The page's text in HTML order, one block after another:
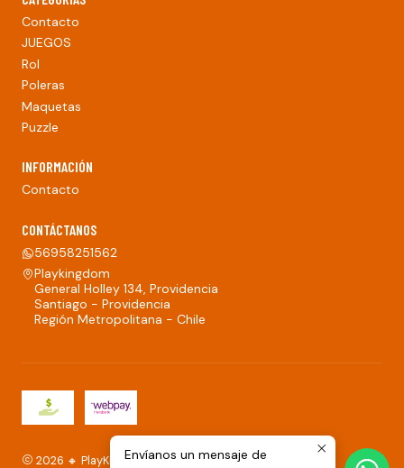
Contacto
JUEGOS
Rol
Poleras
Maquetas
Puzzle
INFORMACIÓN
Contacto
CONTÁCTANOS
56958251562
Playkingdom
General Holley 134, Providencia
Santiago - Providencia
Región Metropolitana - Chile
2026 🔸 PlayKingdom.Envíanos un mensaje de